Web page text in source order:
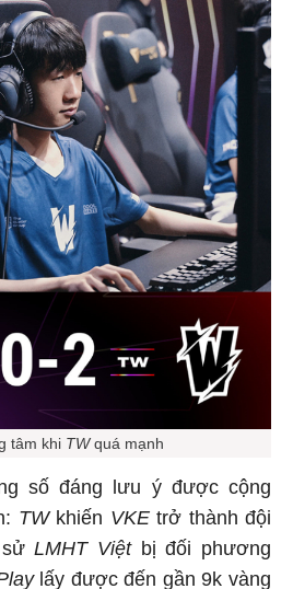
tâm khi TWquá mạnh
số đáng lưu ý được cộng
TWkhiến VKEtrở thành đội
LMHT Việtbị đối phương
lấy được đến gần 9k vàng